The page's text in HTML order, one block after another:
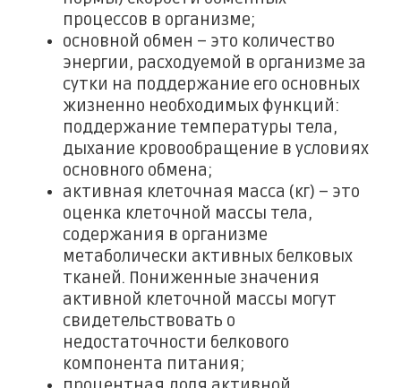
процессов в организме;
основной обмен – это количество
энергии, расходуемой в организме за
сутки на поддержание его основных
жизненно необходимых функций:
поддержание температуры тела,
дыхание кровообращение в условиях
основного обмена;
активная клеточная масса (кг) – это
оценка клеточной массы тела,
содержания в организме
метаболически активных белковых
тканей. Пониженные значения
активной клеточной массы могут
свидетельствовать о
недостаточности белкового
компонента питания;